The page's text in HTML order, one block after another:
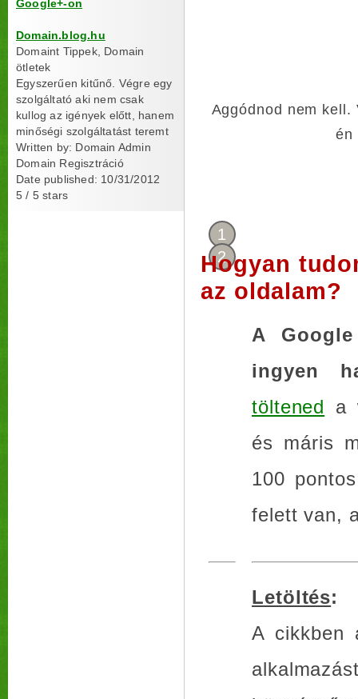
Google+-on
Domain.blog.hu
Domaint Tippek, Domain
ötletek
Egyszerűen kitűnő. Végre egy
szolgáltató aki nem csak
kullog az igények előtt, hanem
minőségi szolgáltatást teremt
Written by: Domain Admin
Domain Regisztráció
Date published: 10/31/2012
5 / 5 stars
Aggódnod nem
én
Hogyan
az oldalam?
1
A
ingyen
töltened a
és máris
100
felett van,
2
Letöltés:
A cikkben